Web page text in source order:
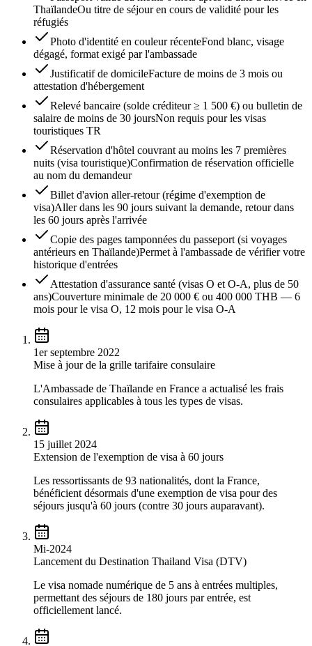
ThaïlandeOu titre de séjour en cours de validité pour les
réfugiés
Photo d'identité en couleur récenteFond blanc, visage
dégagé, format exigé par l'ambassade
Justificatif de domicileFacture de moins de 3 mois ou
attestation d'hébergement
Relevé bancaire (solde créditeur ≥ 1 500 €) ou bulletin de
salaire de moins de 30 joursNon requis pour les visas
touristiques TR
Réservation d'hôtel couvrant au moins les 7 premières
nuits (visa touristique)Confirmation de réservation officielle
au nom du demandeur
Billet d'avion aller-retour (régime d'exemption de
visa)Aller dans les 90 jours suivant la demande, retour dans
les 60 jours après l'arrivée
Copie des pages tamponnées du passeport (si voyages
antérieurs en Thaïlande)Permet à l'ambassade de vérifier votre
historique d'entrées
Attestation d'assurance santé (visas O et O-A, plus de 50
ans)Couverture minimale de 20 000 € ou 400 000 THB — 6
mois pour le visa O, 12 mois pour le visa O-A
1er septembre 2022
Mise à jour de la grille tarifaire consulaire
L'Ambassade de Thaïlande en France a actualisé les frais
consulaires applicables à tous les types de visas.
15 juillet 2024
Extension de l'exemption de visa à 60 jours
Les ressortissants de 93 nationalités, dont la France,
bénéficient désormais d'une exemption de visa pour des
séjours jusqu'à 60 jours (contre 30 jours auparavant).
Mi-2024
Lancement du Destination Thailand Visa (DTV)
Le visa nomade numérique de 5 ans à entrées multiples,
permettant des séjours de 180 jours par entrée, est
officiellement lancé.